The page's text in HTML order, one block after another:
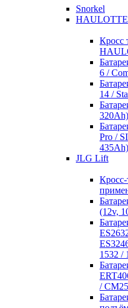
Snorkel
HAULOTTE
Кросc
6 /
14 /
Pro /
435Ah)
JLG Lift
(12v,
1532 /
/